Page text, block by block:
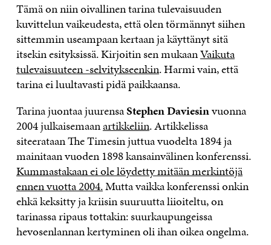
Tämä on niin oivallinen tarina tulevaisuuden
kuvittelun vaikeudesta, että olen törmännyt siihen
sittemmin useampaan kertaan ja käyttänyt sitä
itsekin esityksissä. Kirjoitin sen mukaanVaikuta
tulevaisuuteen -selvitykseenkin. Harmi vain, että
tarina ei luultavasti pidä paikkaansa.
Tarina juontaa juurensaStephen Daviesinvuonna
2004 julkaisemaanartikkeliin. Artikkelissa
siteerataan The Timesin juttua vuodelta 1894 ja
mainitaan vuoden 1898 kansainvälinen konferenssi.
Kummastakaan ei ole löydetty mitään merkintöjä
ennen vuotta 2004.Mutta vaikka konferenssi onkin
ehkä keksitty ja kriisin suuruutta liioiteltu, on
tarinassa ripaus tottakin: suurkaupungeissa
hevosenlannan kertyminen oli ihan oikea ongelma.